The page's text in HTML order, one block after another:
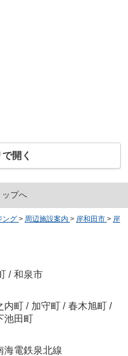
開く
プへ
ング > 周辺施設案内 > 岸和田市 > 岸
/ 和泉市
内町 / 加守町 / 春木旭町 /
池田町
海電鉄泉北線